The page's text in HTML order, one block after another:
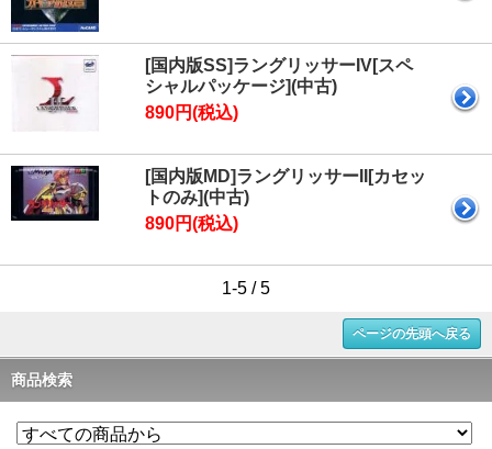
[国内版SS]ラングリッサーIV[スペ
シャルパッケージ](中古)
890円(税込)
[国内版MD]ラングリッサーII[カセッ
トのみ](中古)
890円(税込)
1-5 / 5
ページの先頭へ戻る
商品検索